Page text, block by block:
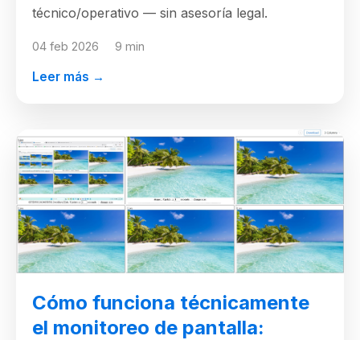
técnico/operativo — sin asesoría legal.
04 feb 2026 9 min
Leer más →
Cómo funciona técnicamente
el monitoreo de pantalla: